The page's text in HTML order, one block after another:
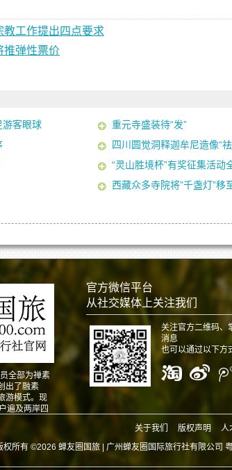
工作提出四点要求
推弹性票价
游客眼球
重元寺盛装待“发”
四川圆觉洞释迦牟尼造像“
“灵山胜境杯”有奖征集活动
西藏众多寺院将”千盏灯”移
全部为禅素
出了融素
游模式。现
遍及两岸四
官方微信平台
从社交媒体上关注我们
关注官方二维码、
消息
也可以通过以下方
关于我们 版权声明 人
权所有 ©2026 蝉友圈国旅 | 广州蝉友圈国际旅行社有限公司